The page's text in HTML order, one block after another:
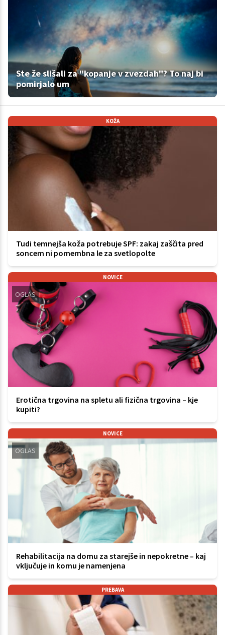
Ste že slišali za "kopanje v zvezdah"? To naj bi
pomirjalo um
KOŽA
Tudi temnejša koža potrebuje SPF: zakaj zaščita pred
soncem ni pomembna le za svetlopolte
NOVICE
OGLAS
Erotična trgovina na spletu ali fizična trgovina – kje
kupiti?
NOVICE
OGLAS
Rehabilitacija na domu za starejše in nepokretne – kaj
vključuje in komu je namenjena
PREBAVA